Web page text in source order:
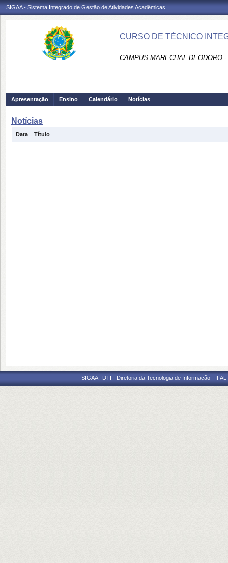
SIGAA - Sistema Integrado de Gestão de Atividades Acadêmicas
CURSO DE TÉCNICO
CAMPUS MARECHAL DEODORO
Apresentação Ensino Calendário Notícias
Notícias
Data Título
SIGAA | DTI - Diretoria da Tecnologia de Informação -